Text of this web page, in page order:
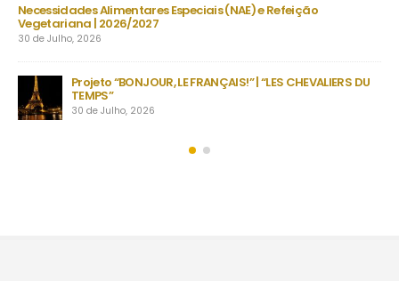
Necessidades Alimentares Especiais (NAE) e Refeição
Vegetariana | 2026/2027
30 de Julho, 2026
Projeto “BONJOUR, LE FRANÇAIS!” | “LES CHEVALIERS DU
TEMPS”
30 de Julho, 2026